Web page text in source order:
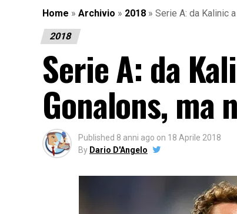
Home » Archivio » 2018 » Serie A: da Kalinic
2018
Serie A: da
Gonalons, ma
Published 8 anni ago on 18 Aprile 2018
By Dario D'Angelo